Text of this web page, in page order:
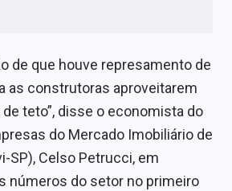
de que houve represamento de
as construtoras aproveitarem
teto”, disse o economista do
do Mercado Imobiliário de
SP), Celso Petrucci, em
números do setor no primeiro